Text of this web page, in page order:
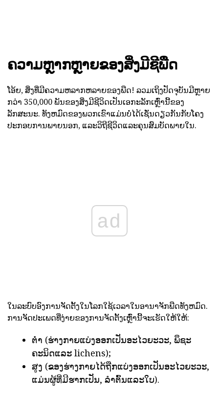
ຄວາມຫຼາກຫຼາຍຂອງສິ່ງມີຊີພືດ
ໂອ້ຍ, ສິ່ງທີ່ມີຄວາມຫລາກຫລາຍຂອງພືດ! ລວມເຖິງປັດຈຸບັນມີຫຼາຍ
ກວ່າ 350,000 ພັນຂອງສິ່ງມີຊີວິດເປັນເອກະລັກເຫຼົ່ານີ້ຂອງ
ລັກສະນະ. ທັງຫມົດຂອງພວກເຂົາແມ່ນບໍ່ໄດ້ເຊັ່ນດຽວກັນກັບໂຄງ
ປະກອບການພາຍນອກ, ແລະວິຖີຊີວິດແລະຄຸນສົມບັດພາຍໃນ.
ad
ໃນລະບົບອົງການຈັດຕັ້ງໃນໂລກໃຊ້ເວລາໃນອານາຈັກພືດທັງຫມົດ.
ການຈັດປະເພດທີ່ງ່າຍຂອງການຈັດຕັ້ງເຫຼົ່ານີ້ຈະເຮັດໃຫ້ໃຫ້:
ຕ່ໍາ (ຮ່າງກາຍແບ່ງອອກເປັນອະໄວຍະວະ, ພຶຊະ
ຄະນິດແລະ lichens);
ສູງ (ຂອງຮ່າງກາຍໄດ້ຖືກແບ່ງອອກເປັນອະໄວຍະວະ,
ແມ່ນຜູ້ທີ່ມີຮາກເປັນ, ລໍາຕົ້ນແລະໃບ).